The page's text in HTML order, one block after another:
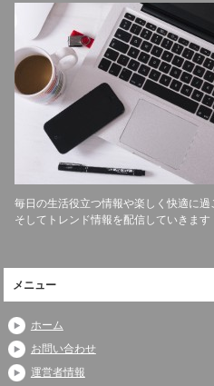
毎日の生活役立つ情報や楽しく快適に過
そしてトレンド情報を配信していきます
メニュー
ホーム
お問い合わせ
運営者情報